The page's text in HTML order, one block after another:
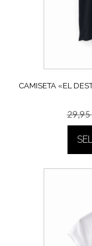
CAMISETA «EL
29,95